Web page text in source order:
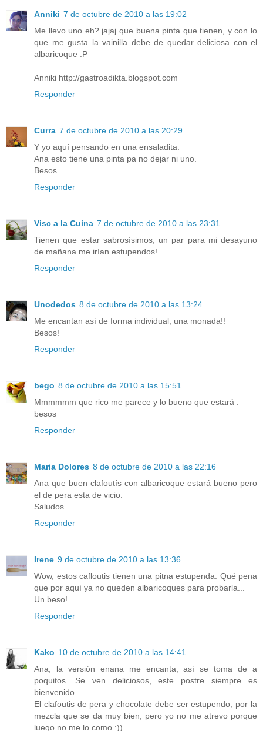
Anniki 7 de octubre de 2010 a las 19:02
Me llevo uno eh? jajaj que buena pinta que tienen, y con lo
que me gusta la vainilla debe de quedar deliciosa con el
albaricoque :P
Anniki http://gastroadikta.blogspot.com
Responder
Curra 7 de octubre de 2010 a las 20:29
Y yo aquí pensando en una ensaladita.
Ana esto tiene una pinta pa no dejar ni uno.
Besos
Responder
Visc a la Cuina 7 de octubre de 2010 a las 23:31
Tienen que estar sabrosísimos, un par para mi desayuno
de mañana me irían estupendos!
Responder
Unodedos 8 de octubre de 2010 a las 13:24
Me encantan así de forma individual, una monada!!
Besos!
Responder
bego 8 de octubre de 2010 a las 15:51
Mmmmmm que rico me parece y lo bueno que estará .
besos
Responder
Maria Dolores 8 de octubre de 2010 a las 22:16
Ana que buen clafoutís con albaricoque estará bueno pero
el de pera esta de vicio.
Saludos
Responder
Irene 9 de octubre de 2010 a las 13:36
Wow, estos cafloutis tienen una pitna estupenda. Qué pena
que por aquí ya no queden albaricoques para probarla...
Un beso!
Responder
Kako 10 de octubre de 2010 a las 14:41
Ana, la versión enana me encanta, así se toma de a
poquitos. Se ven deliciosos, este postre siempre es
bienvenido.
El clafoutis de pera y chocolate debe ser estupendo, por la
mezcla que se da muy bien, pero yo no me atrevo porque
luego no me lo como :)).